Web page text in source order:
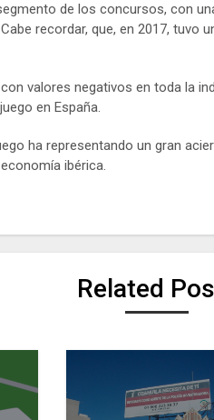
de los concursos, con
recordar, que, en 2017, tuvo
valores negativos en toda la
en España.
ha representando un gran
ibérica.
Related